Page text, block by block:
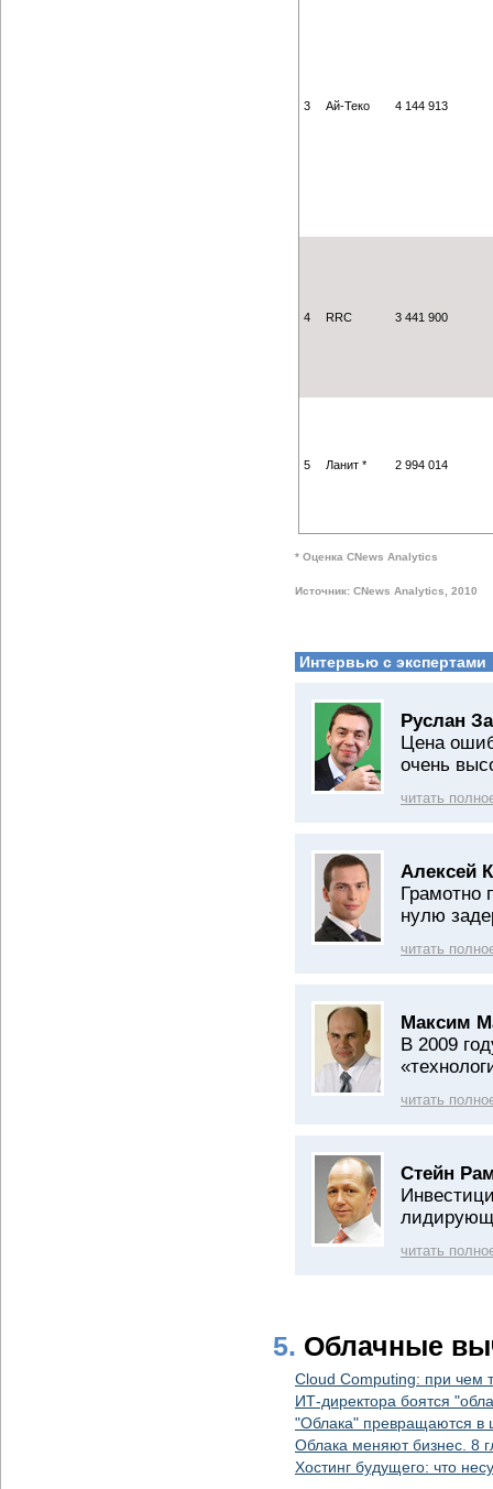
3 Ай-Теко 4 144 913
4 RRC 3 441 900
5 Ланит * 2 994 014
* Оценка CNews Analytics
Источник: CNews Analytics, 2010
Интервью с экспертами
Руслан
Цена
очень
читать
Алексей
Грамотно
нулю
читать
Максим
В 2009
читать
Стейн
читать
5. Облачные
Cloud Computing: при чем
ИТ-директора боятся
"Облака" превращаются в
Облака меняют бизнес. 8
Хостинг будущего: что